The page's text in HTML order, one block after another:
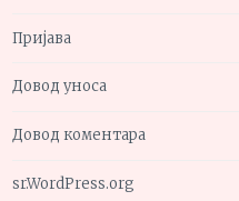
Пријава
Довод уноса
Довод коментара
sr.WordPress.org